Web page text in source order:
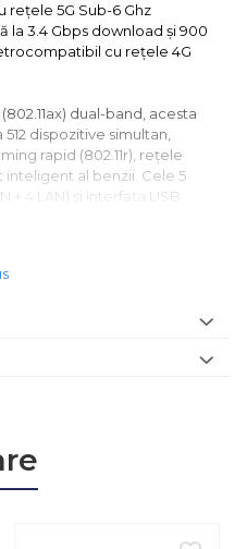
rețele 5G Sub-6 Ghz
la 3.4 Gbps download și 900
cu rețele 4G
dual-band, acesta
dispozitive simultan,
rapid (802.11r), rețele
inteligent al benzii. Cele 5
+ 4 LAN) și interfața USB
dual SIM + eSIM, cu funcții
bazate pe semnal slab,